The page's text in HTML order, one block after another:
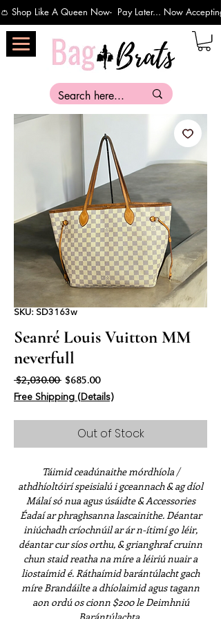
👛 Shop Like A Queen Now-  Pay Later... Now
SKU: SD3163w
Seanré Louis Vuitton MM
neverfull
$2,030.00 Regular Price
$685.00Sale Price
Free Shipping (Details)
Out of Stock
Táimid ceadúnaithe mórdhíola /
athdhíoltóirí speisialú i gceannach & ag díol
Málaí só nua agus úsáidte & Accessories
Éadaí ar phraghsanna lascainithe. Déantar
iniúchadh críochnúil ar ár n-ítimí go léir,
déantar cur síos orthu, & grianghraf cruinn
chun staid reatha na míre a léiriú nuair a
liostaímid é. Ráthaímid barántúlacht gach
míre Brandáilte a dhíolaimid agus tagann
aon ordú os cionn $200 le Deimhniú